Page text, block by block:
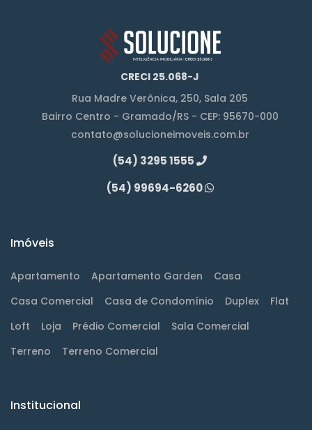
CRECI 25.068-J
Rua Madre Verônica, 250, Sala 205
Bairro Centro - Gramado/RS - CEP: 95670-000
contato@solucioneimoveis.com.br
(54) 3295 1555
(54) 99694-6260
Imóveis
Apartamento Apartamento Garden
Casa
Casa Comercial
Casa de Condomínio Duplex
Flat
Loft
Loja Prédio Comercial
Sala Comercial
Terreno
Terreno Comercial
Institucional